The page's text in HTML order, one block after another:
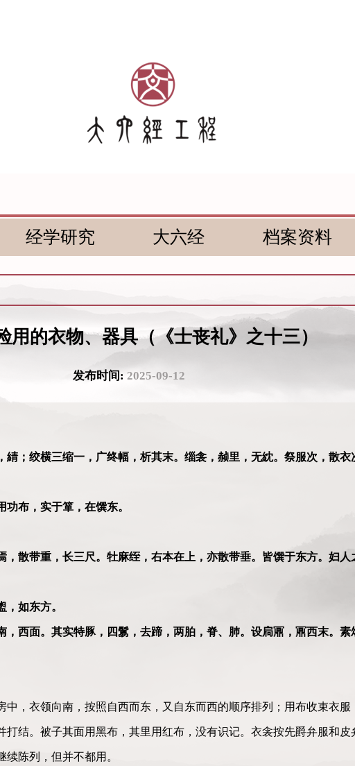
经学研究 大六经 档案资料
用的衣物、器具（《士丧礼》之十三）
发布时间: 2025-09-12
綪；绞横三缩一，广终幅，析其末。缁衾，赪里，无紞。祭服次，散衣
功布，实于箪，在馔东。
，散带重，长三尺。牡麻绖，右本在上，亦散带垂。皆馔于东方。妇人
，如东方。
，西面。其实特豚，四鬄，去蹄，两胉，脊、肺。设扃鼏，鼏西末。素
中，衣领向南，按照自西而东，又自东而西的顺序排列；用布收束衣服
打结。被子其面用黑布，其里用红布，没有识记。衣衾按先爵弁服和皮
续陈列，但并不都用。